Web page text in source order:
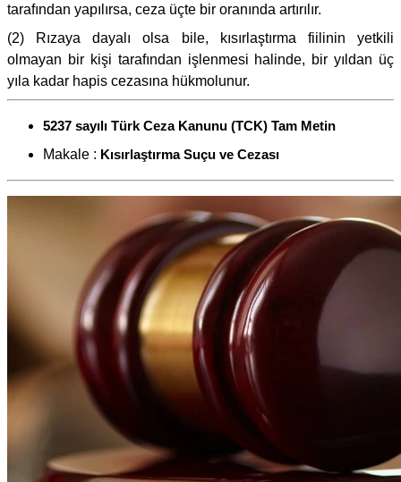
tarafından yapılırsa, ceza üçte bir oranında artırılır.
(2) Rızaya dayalı olsa bile, kısırlaştırma fiilinin yetkili
olmayan bir kişi tarafından işlenmesi halinde, bir yıldan üç
yıla kadar hapis cezasına hükmolunur.
5237 sayılı Türk Ceza Kanunu (TCK) Tam Metin
Makale : Kısırlaştırma Suçu ve Cezası